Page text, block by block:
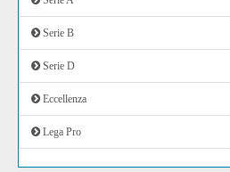
Serie B
Serie D
Eccellenza
Lega Pro